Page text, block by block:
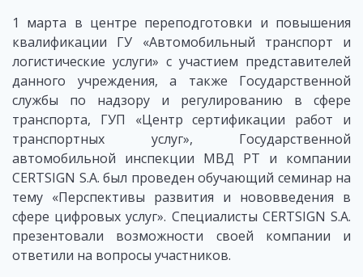
1 марта в центре переподготовки и повышения
квалификации ГУ «Автомобильный транспорт и
логистические услуги» с участием представителей
данного учреждения, а также Государственной
службы по надзору и регулированию в сфере
транспорта, ГУП «Центр сертификации работ и
транспортных услуг», Государственной
автомобильной инспекции МВД РТ и компании
CERTSIGN S.A. был проведен обучающий семинар на
тему «Перспективы развития и нововведения в
сфере цифровых услуг». Специалисты CERTSIGN S.A.
презентовали возможности своей компании и
ответили на вопросы участников.